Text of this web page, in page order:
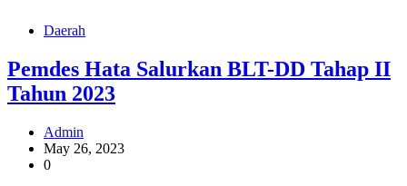
Daerah
Pemdes Hata Salurkan BLT-DD Tahap II
Tahun 2023
Admin
May 26, 2023
0